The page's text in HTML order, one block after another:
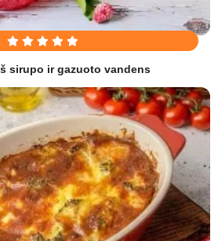
sirupo ir gazuoto vandens